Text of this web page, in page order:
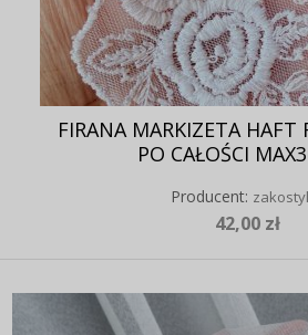
FIRANA MARKIZETA HAFT
PO CAŁOŚCI
Producent:
42,00 zł